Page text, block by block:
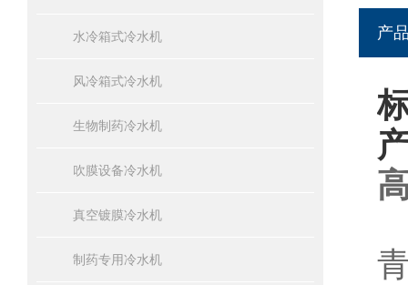
水冷箱式冷水机
风冷箱式冷水机
生物制药冷水机
吹膜设备冷水机
真空镀膜冷水机
制药专用冷水机
产